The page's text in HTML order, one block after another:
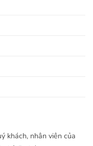
khách, nhân viên của